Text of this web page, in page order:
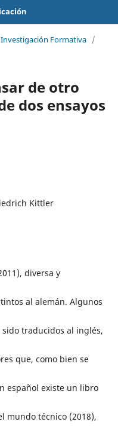
Formativa /
de otro
dos ensayos
Kittler
diversa y
al alemán. Algunos
traducidos al inglés,
que, como bien se
español existe un libro
mundo técnico (2018),